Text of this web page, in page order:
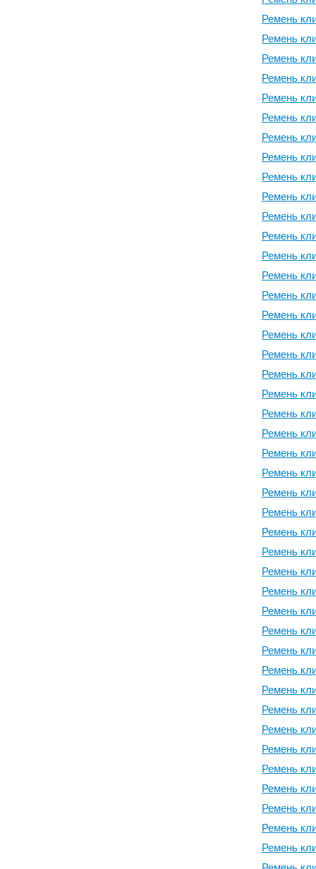
Ремень
Ремень
Ремень
Ремень
Ремень
Ремень
Ремень
Ремень
Ремень
Ремень
Ремень
Ремень
Ремень
Ремень
Ремень
Ремень
Ремень
Ремень
Ремень
Ремень
Ремень
Ремень
Ремень
Ремень
Ремень
Ремень
Ремень
Ремень
Ремень
Ремень
Ремень
Ремень
Ремень
Ремень
Ремень
Ремень
Ремень
Ремень
Ремень
Ремень
Ремень
Ремень
Ремень